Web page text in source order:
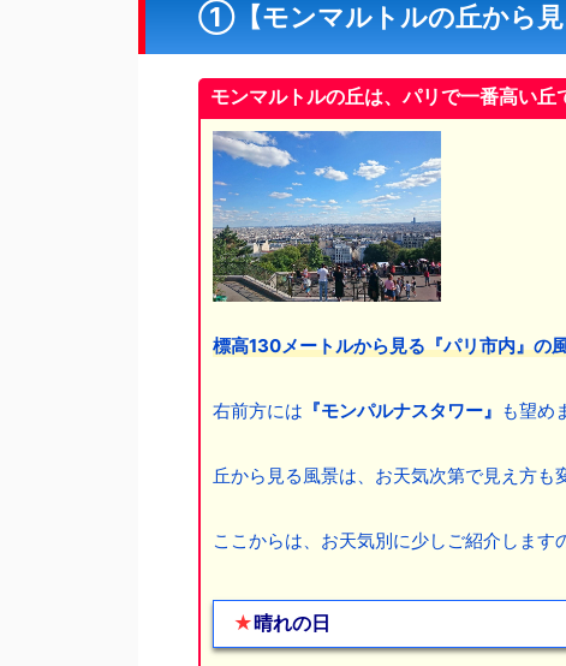
①【モンマルトルの丘から見
モンマルトルの丘は、パリで一番高い丘
標高130メートルから見る『パリ市内』の
右前方には 『モンパルナスタワー』 も望め
丘から見る風景は、お天気次第で見え方も
ここからは、お天気別に少しご紹介します
★晴れの日